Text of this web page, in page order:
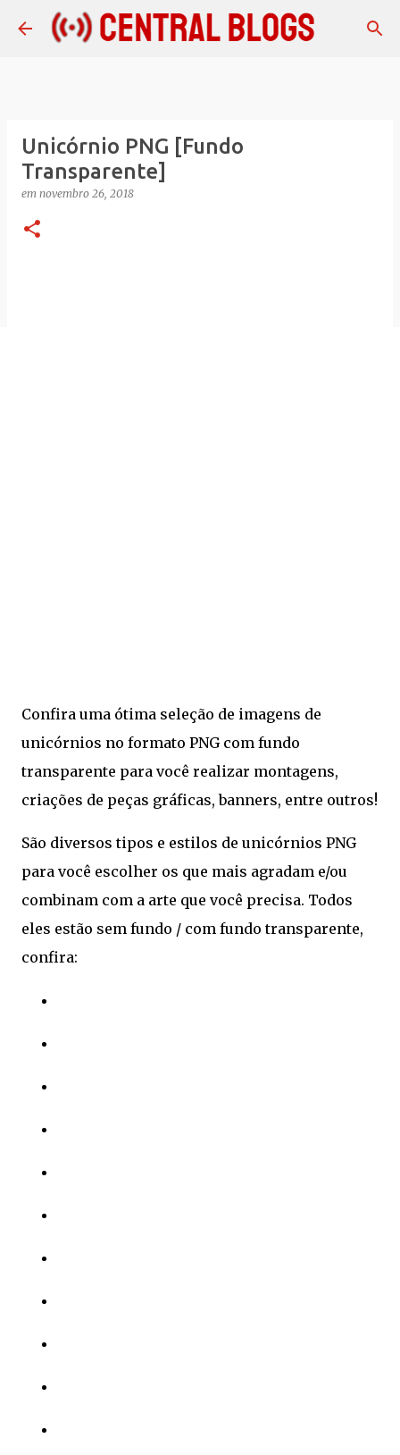
Pular para o conteúdo principal
Unicórnio PNG [Fundo
Transparente]
em novembro 26, 2018
Confira uma ótima seleção de imagens de
unicórnios no formato PNG com fundo
transparente para você realizar montagens,
criações de peças gráficas, banners, entre outros!
São diversos tipos e estilos de unicórnios PNG
para você escolher os que mais agradam e/ou
combinam com a arte que você precisa. Todos
eles estão sem fundo / com fundo transparente,
confira: